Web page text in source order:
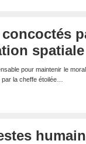
spatiale
pour maintenir le
la cheffe étoilée…